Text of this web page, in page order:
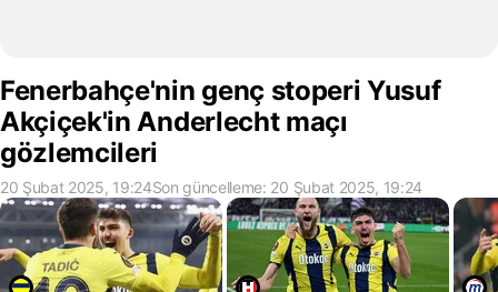
Fenerbahçe'nin genç stoperi Yusuf
Akçiçek'in Anderlecht maçı
gözlemcileri
20 Şubat 2025, 19:24Son güncelleme: 20 Şubat 2025, 19:24